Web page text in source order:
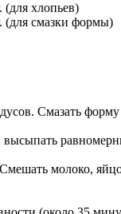
(для хлопьев)
(для смазки формы)
Смазать
молоко,